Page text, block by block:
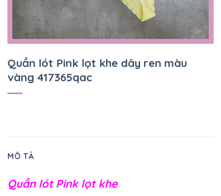
Quần lót Pink lọt khe dây ren màu
vàng 417365qac
MÔ TẢ
Quần lót Pink lọt khe